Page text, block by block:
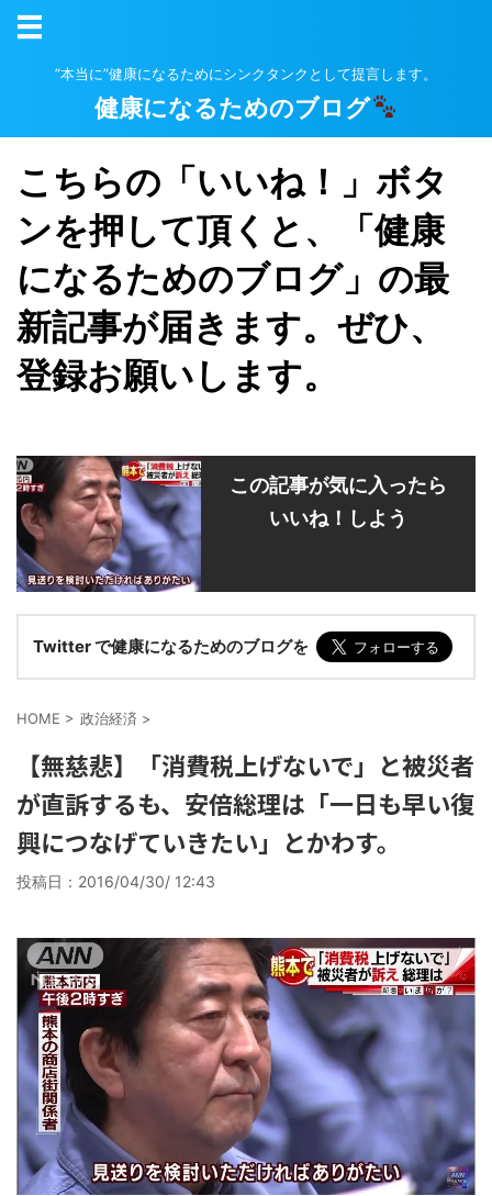
”本当に”健康になるためにシンクタンクとして提言します。
健康になるためのブログ
こちらの「いいね！」ボタ
ンを押して頂くと、「健康
になるためのブログ」の最
新記事が届きます。ぜひ、
登録お願いします。
この記事が気に入ったら
いいね！しよう
Twitter で健康になるためのブログを
HOME > 政治経済 >
【無慈悲】「消費税上げないで」と被災者
が直訴するも、安倍総理は「一日も早い復
興につなげていきたい」とかわす。
投稿日： 2016/04/30/ 12:43